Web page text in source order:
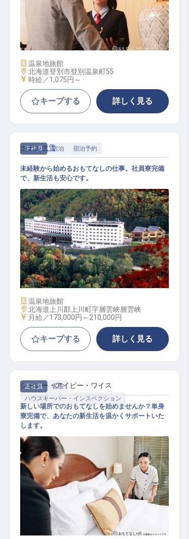
浴場内見廻り
施設業態
温泉地旅館
勤務地
北海道登別市登別温泉町55
給与
時給／1,075円～
キープする 詳しく見る
正社員 宿泊 宿泊予約
予約スタッフ（未経験）
ホテル大雪
未経験から始めるおもてなしの仕事。社員寮完備
で、新生活も安心です。
施設業態
温泉地旅館
勤務地
北海道上川郡上川町字層雲峡層雲峡
給与
月給／173,000円～ 210,000円
キープする 詳しく見る
正社員
客室
ハウスキーパー・インスペクション
ルームインスペクター
シャレー・アイビー・ワイス
新しい場所でのおもてなしを始めませんか？単身
寮完備で、あなたの新生活を温かくサポートいた
します。